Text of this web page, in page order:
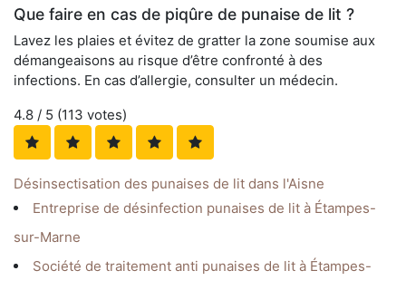
Que faire en cas de piqûre de punaise de lit ?
Lavez les plaies et évitez de gratter la zone soumise aux
démangeaisons au risque d’être confronté à des
infections. En cas d’allergie, consulter un médecin.
4.8 / 5 (113 votes)
Désinsectisation des punaises de lit dans l'Aisne
Entreprise de désinfection punaises de lit à Étampes-
sur-Marne
Société de traitement anti punaises de lit à Étampes-